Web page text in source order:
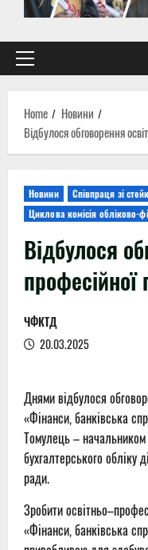
Primary
Home
Новини
Відбулося обговорення
Новини
Співпраця зі
Циклова комісія обліково-
Відбулося
професійної
ЧФКТД
20.03.2025
Днями відбулося
«Фінанси, банківська
Томулець – начальником
бухгалтерського обліку
ради.
Зробити
«Фінанси, банківська